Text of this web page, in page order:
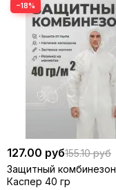
−18%
127.00 руб155.10 руб
Защитный комбинезон
Каспер 40 гр